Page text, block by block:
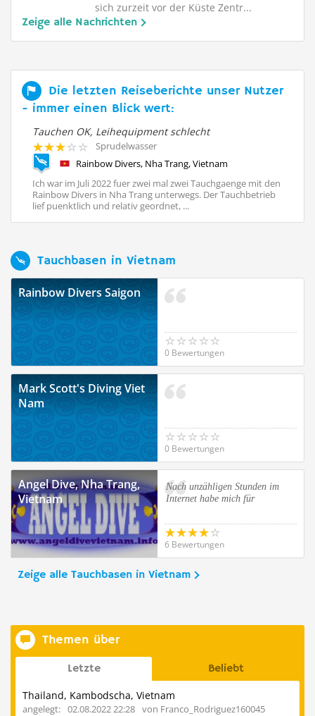
sich zurzeit vor der Küste Zentr...
Zeige alle Nachrichten
Die letzten Reiseberichte unser Nutzer
- immer einen Blick wert:
Tauchen OK, Leihequipment schlecht
Sprudelwasser
Rainbow Divers, Nha Trang, Vietnam
Ich war im Juli 2022 fuer zwei mal zwei Tauchgaenge mit den
Rainbow Divers in Nha Trang unterwegs. Der Tauchbetrieb
lief puenktlich und relativ geordnet, ...
Tauchbasen in Vietnam
Rainbow Divers Saigon
0 Bewertungen
Mark Scott's Diving Viet
Nam
0 Bewertungen
Angel Dive, Nha Trang,
Vietnam
Nach unzähligen Stunden im
Internet habe mich für
6 Bewertungen
Zeige alle Tauchbasen in Vietnam
Themen über
Letzte Beliebt
Thailand, Kambodscha, Vietnam
angelegt: 02.08.2022 22:28 von Franco_Rodriguez160045